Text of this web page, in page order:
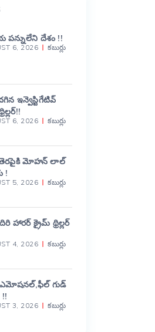
దేశం !!
6, 2026 కబుర్లు
ఇన్వెస్టిగేటివ్
6, 2026 కబుర్లు
మోహన్ లాల్
!
5, 2026 కబుర్లు
హారర్ క్రైమ్ థ్రిల్లర్
4, 2026 కబుర్లు
ఎమోషనల్,ఫీల్ గుడ్
3, 2026 కబుర్లు